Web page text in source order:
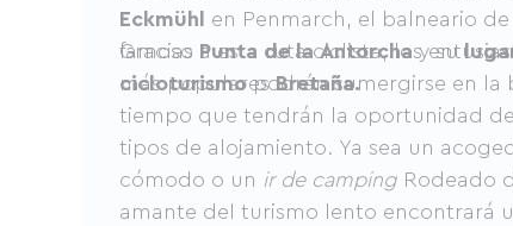
Eckmühl
en Penmarch, el balneario de
famoso Punta de la Antorchay su
más popularesBretaña.
Gracias a esta ruta ciclista, los
cicloturismopodrán sumergirse en la
tiempo que tendrán la oportunidad
tipos de alojamiento. Ya sea un
cómodo o un ir de camping Rodeado
amante del turismo lento encontrará